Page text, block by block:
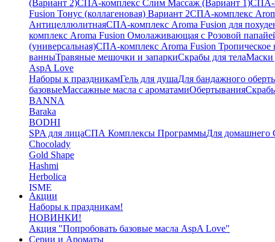
(Вариант 2)СПА-комплекс Слим Массаж (Вариант 1)СПА-
Fusion Тонус (коллагеновая) Вариант 2СПА-комплекс
АнтицеллюлитнаяСПА-комплекс Aroma Fusion для
комплекс Aroma Fusion Омолаживающая с Розовой
(универсальная)СПА-комплекс Aroma Fusion Тропическое
ванныТравяные мешочки и запаркиСкрабы для телаМаски
AspA Love
Наборы к праздникамГель для душаДля бандажного
базовыеМассажные масла с ароматамиОбертывания
BANNA
Baraka
BODHI
SPA для лицаСПА Комплексы ПрограммыДля
Chocolady
Gold Shape
Hashmi
Herbolica
ISME
Jinda
Juman
Katha
Kelebek
Акции
Наборы к праздникам!
НОВИНКИ!
Акция "Попробовать базовые масла AspA Love"
Серии и Ароматы